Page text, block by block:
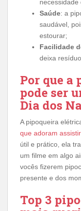
necessidade
Saúde: a
saudável,
estourar;
Facilidade
deixa
Por que a
pode ser
Dia dos
A pipoqueira
que adoram
útil e prático, ela
um filme em algo
vocês fizerem
presente e dos
Top 3